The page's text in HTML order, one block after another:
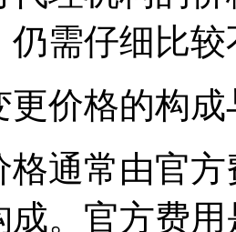
仍需仔细比
更价格的构
格通常由官
成。官方费